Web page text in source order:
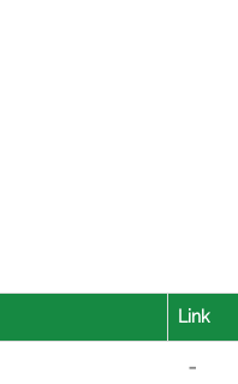
Link